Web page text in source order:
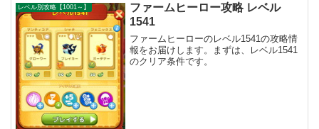
レベル別攻略【1001～】
ファームヒーロー攻略 レベル
1541
ファームヒーローのレベル1541の攻略情
報をお届けします。まずは、レベル1541
のクリア条件です。